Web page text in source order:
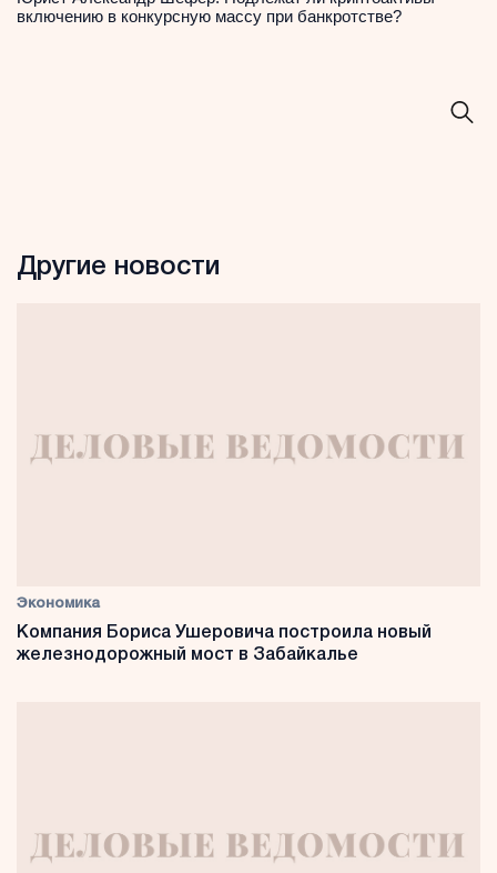
включению в конкурсную массу при банкротстве?
Другие новости
Экономика
Компания Бориса Ушеровича построила новый
железнодорожный мост в Забайкалье